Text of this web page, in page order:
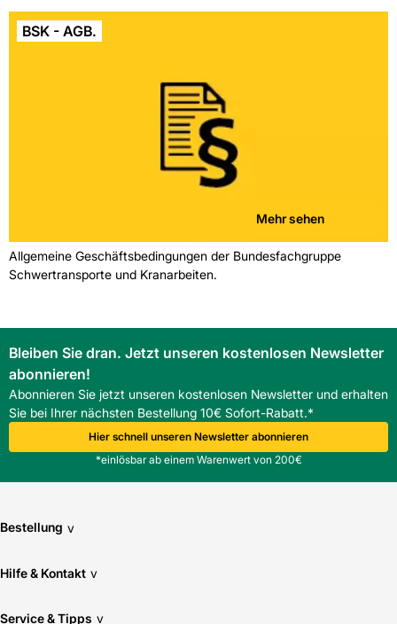
BSK - AGB.
Mehr sehen
Allgemeine Geschäftsbedingungen der Bundesfachgruppe
Schwertransporte und Kranarbeiten.
Bleiben Sie dran. Jetzt unseren kostenlosen Newsletter
abonnieren!
Abonnieren Sie jetzt unseren kostenlosen Newsletter und erhalten
Sie bei Ihrer nächsten Bestellung 10€ Sofort-Rabatt.*
Hier schnell unseren Newsletter abonnieren
*einlösbar ab einem Warenwert von 200€
Bestellung v
Hilfe & Kontakt v
Service & Tipps v